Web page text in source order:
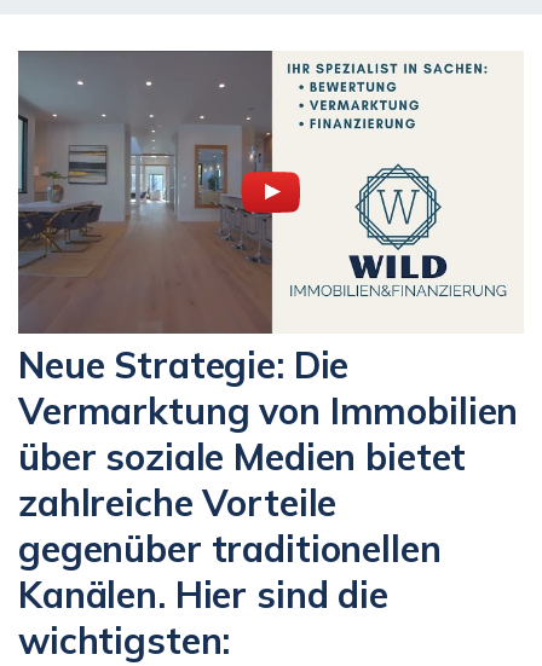
Neue Strategie: Die
Vermarktung von Immobilien
über soziale Medien bietet
zahlreiche Vorteile
gegenüber traditionellen
Kanälen. Hier sind die
wichtigsten: